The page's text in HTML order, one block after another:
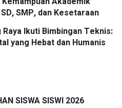
SMP, dan Kesetaraan
Ikuti Bimbingan Teknis:
yang Hebat dan Humanis
SISWA SISWI 2026